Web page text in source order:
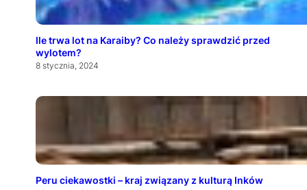
Ile trwa lot na Karaiby? Co należy sprawdzić przed
wylotem?
8 stycznia, 2024
Peru ciekawostki – kraj związany z kulturą Inków